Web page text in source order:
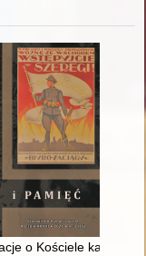
o Kościele katolickim